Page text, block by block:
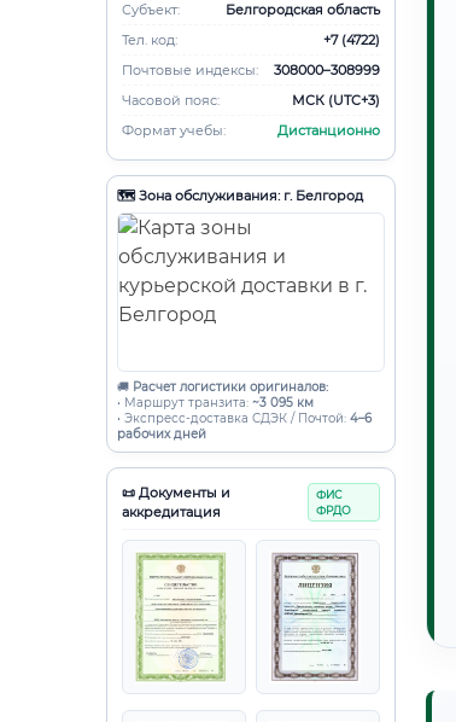
Субъект:
Белгородская область
Тел. код:
+7 (4722)
Почтовые индексы:
308000–308999
Часовой пояс:
МСК (UTC+3)
Формат учебы:
Дистанционно
🗺️ Зона обслуживания: г. Белгород
🚚 Расчет логистики оригиналов:
• Маршрут транзита: ~3 095 км
• Экспресс-доставка СДЭК / Почтой: 4–6
рабочих дней
📜 Документы и
аккредитация
ФИС
ФРДО